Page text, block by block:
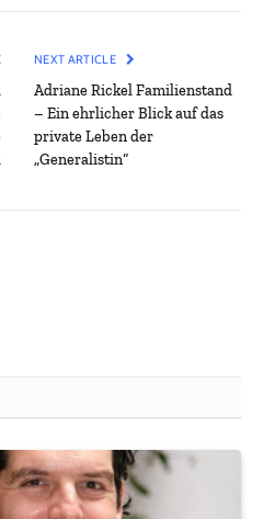
NEXT ARTICLE
Adriane Rickel Familienstand
– Ein ehrlicher Blick auf das
private Leben der
„Generalistin“